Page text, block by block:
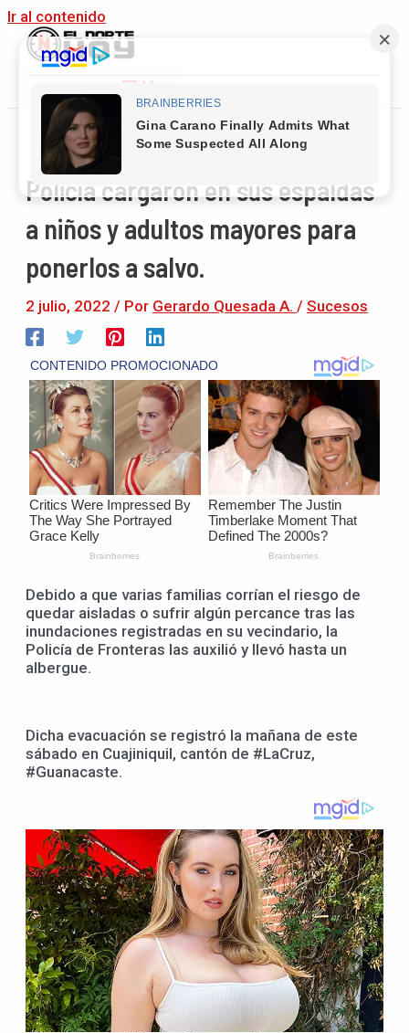
Ir al contenido
Main Menu
Policía cargaron en sus espaldas
a niños y adultos mayores para
ponerlos a salvo.
2 julio, 2022 / Por Gerardo Quesada A. / Sucesos
Debido a que varias familias corrían el riesgo de
quedar aisladas o sufrir algún percance tras las
inundaciones registradas en su vecindario, la
Policía de Fronteras las auxilió y llevó hasta un
albergue.
Dicha evacuación se registró la mañana de este
sábado en Cuajiniquil, cantón de #LaCruz,
#Guanacaste.